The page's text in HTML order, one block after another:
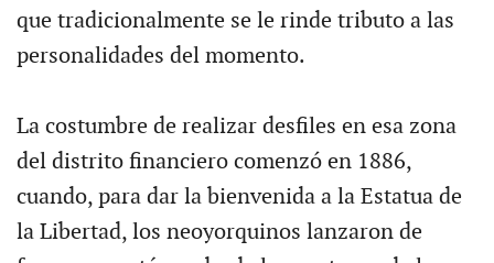
que tradicionalmente se le rinde tributo a las
personalidades del momento.
La costumbre de realizar desfiles en esa zona
del distrito financiero comenzó en 1886,
cuando, para dar la bienvenida a la Estatua de
la Libertad, los neoyorquinos lanzaron de